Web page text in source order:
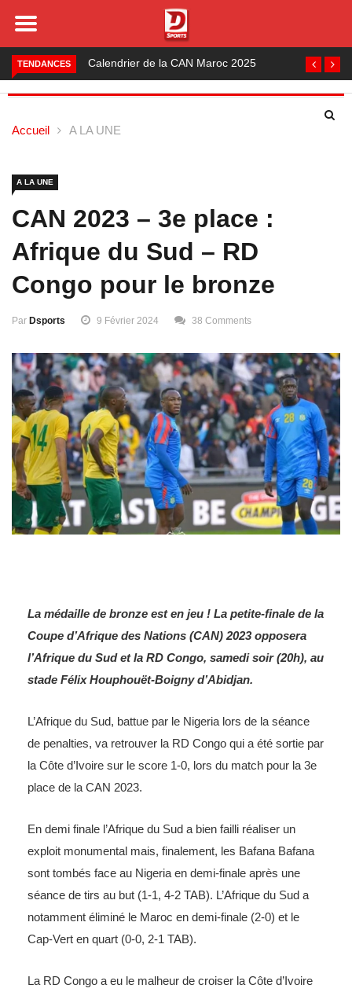
TENDANCES Foot local : les lauréats de la saison 2024-2025
Accueil A LA UNE
A LA UNE
CAN 2023 – 3e place :
Afrique du Sud – RD
Congo pour le bronze
Par Dsports 9 Février 2024 38 Comments
La médaille de bronze est en jeu ! La petite-finale de la
Coupe d’Afrique des Nations (CAN) 2023 opposera
l’Afrique du Sud et la RD Congo, samedi soir (20h), au
stade Félix Houphouët-Boigny d’Abidjan.
L’Afrique du Sud, battue par le Nigeria lors de la séance
de penalties, va retrouver la RD Congo qui a été sortie par
la Côte d’Ivoire sur le score 1-0, lors du match pour la 3e
place de la CAN 2023.
En demi finale l’Afrique du Sud a bien failli réaliser un
exploit monumental mais, finalement, les Bafana Bafana
sont tombés face au Nigeria en demi-finale après une
séance de tirs au but (1-1, 4-2 TAB). L’Afrique du Sud a
notamment éliminé le Maroc en demi-finale (2-0) et le
Cap-Vert en quart (0-0, 2-1 TAB).
La RD Congo a eu le malheur de croiser la Côte d’Ivoire